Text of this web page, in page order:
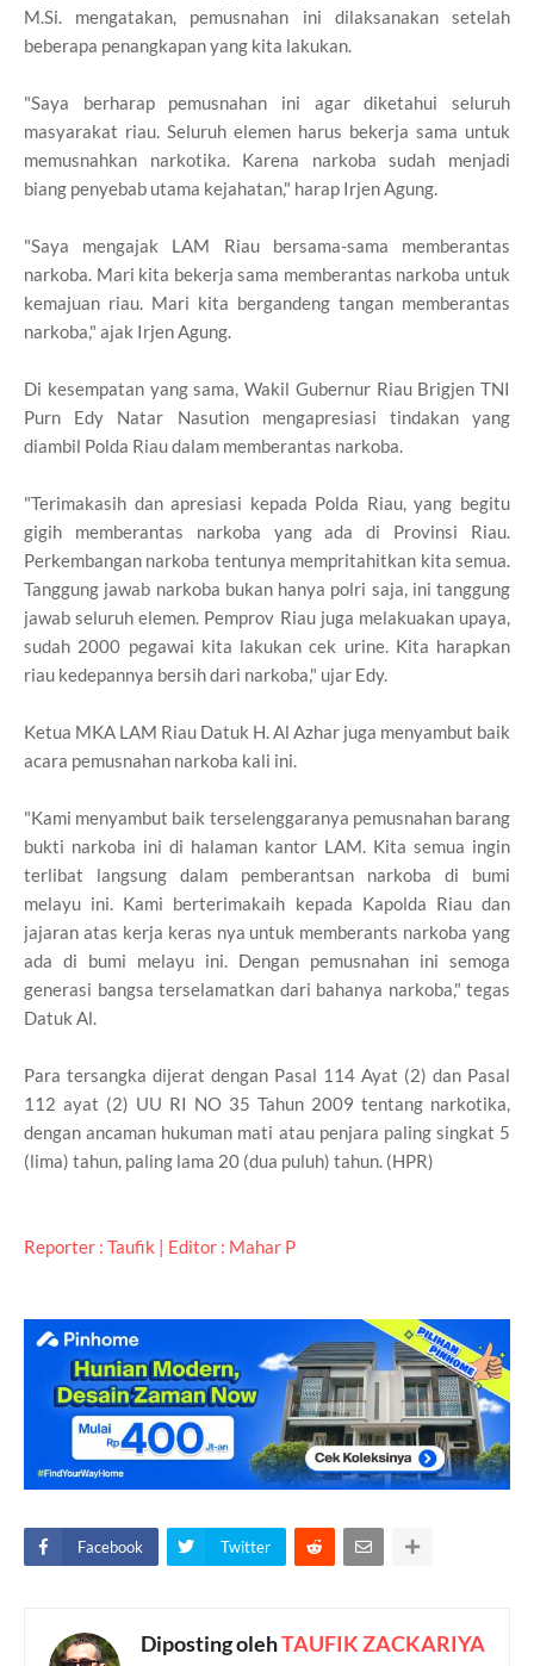
M.Si. mengatakan, pemusnahan ini dilaksanakan setelah
beberapa penangkapan yang kita lakukan.
"Saya berharap pemusnahan ini agar diketahui seluruh
masyarakat riau. Seluruh elemen harus bekerja sama untuk
memusnahkan narkotika. Karena narkoba sudah menjadi
biang penyebab utama kejahatan," harap Irjen Agung.
"Saya mengajak LAM Riau bersama-sama memberantas
narkoba. Mari kita bekerja sama memberantas narkoba untuk
kemajuan riau. Mari kita bergandeng tangan memberantas
narkoba," ajak Irjen Agung.
Di kesempatan yang sama, Wakil Gubernur Riau Brigjen TNI
Purn Edy Natar Nasution mengapresiasi tindakan yang
diambil Polda Riau dalam memberantas narkoba.
"Terimakasih dan apresiasi kepada Polda Riau, yang begitu
gigih memberantas narkoba yang ada di Provinsi Riau.
Perkembangan narkoba tentunya mempritahitkan kita semua.
Tanggung jawab narkoba bukan hanya polri saja, ini tanggung
jawab seluruh elemen. Pemprov Riau juga melakuakan upaya,
sudah 2000 pegawai kita lakukan cek urine. Kita harapkan
riau kedepannya bersih dari narkoba," ujar Edy.
Ketua MKA LAM Riau Datuk H. Al Azhar juga menyambut baik
acara pemusnahan narkoba kali ini.
"Kami menyambut baik terselenggaranya pemusnahan barang
bukti narkoba ini di halaman kantor LAM. Kita semua ingin
terlibat langsung dalam pemberantsan narkoba di bumi
melayu ini. Kami berterimakaih kepada Kapolda Riau dan
jajaran atas kerja keras nya untuk memberants narkoba yang
ada di bumi melayu ini. Dengan pemusnahan ini semoga
generasi bangsa terselamatkan dari bahanya narkoba," tegas
Datuk Al.
Para tersangka dijerat dengan Pasal 114 Ayat (2) dan Pasal
112 ayat (2) UU RI NO 35 Tahun 2009 tentang narkotika,
dengan ancaman hukuman mati atau penjara paling singkat 5
(lima) tahun, paling lama 20 (dua puluh) tahun. (HPR)
Reporter : Taufik | Editor : Mahar P
Facebook Twitter
Diposting olehTAUFIK ZACKARIYA